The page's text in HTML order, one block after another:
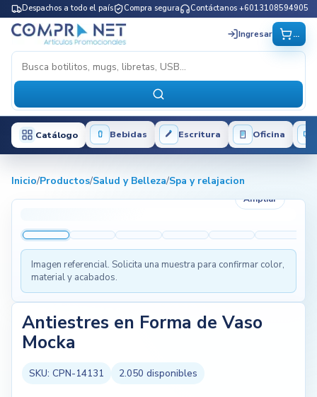
Despachos a todo el país Compra segura Contáctanos +6013108594905
Ingresar ...
Catálogo Bebidas Escritura Oficina
Inicio/Productos/Salud y Belleza/Spa y relajacion
Ampliar
Imagen referencial. Solicita una muestra para confirmar color,
material y acabados.
Antiestres en Forma de Vaso
Mocka
SKU: CPN-14131 2.050 disponibles